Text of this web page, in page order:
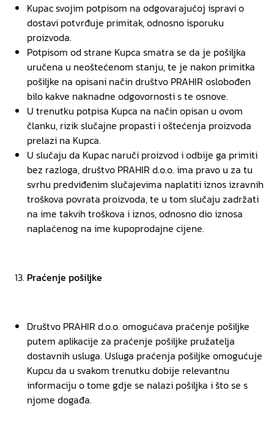
Kupac svojim potpisom na odgovarajućoj ispravi o
dostavi potvrđuje primitak, odnosno isporuku
proizvoda.
Potpisom od strane Kupca smatra se da je pošiljka
uručena u neoštećenom stanju, te je nakon primitka
pošiljke na opisani način društvo PRAHIR oslobođen
bilo kakve naknadne odgovornosti s te osnove.
U trenutku potpisa Kupca na način opisan u ovom
članku, rizik slučajne propasti i oštećenja proizvoda
prelazi na Kupca.
U slučaju da Kupac naruči proizvod i odbije ga primiti
bez razloga, društvo PRAHIR d.o.o. ima pravo u za tu
svrhu predviđenim slučajevima naplatiti iznos izravnih
troškova povrata proizvoda, te u tom slučaju zadržati
na ime takvih troškova i iznos, odnosno dio iznosa
naplaćenog na ime kupoprodajne cijene.
Praćenje pošiljke
Društvo PRAHIR d.o.o. omogućava praćenje pošiljke
putem aplikacije za praćenje pošiljke pružatelja
dostavnih usluga. Usluga praćenja pošiljke omogućuje
Kupcu da u svakom trenutku dobije relevantnu
informaciju o tome gdje se nalazi pošiljka i što se s
njome događa.